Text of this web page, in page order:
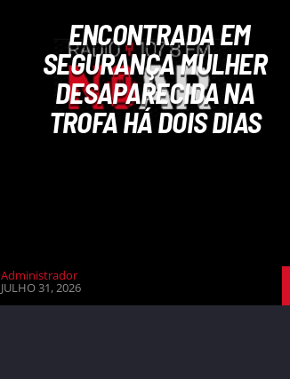
ENCONTRADA EM
SEGURANÇA MULHER
DESAPARECIDA NA
TROFA HÁ DOIS DIAS
Administrador
JULHO 31, 2026